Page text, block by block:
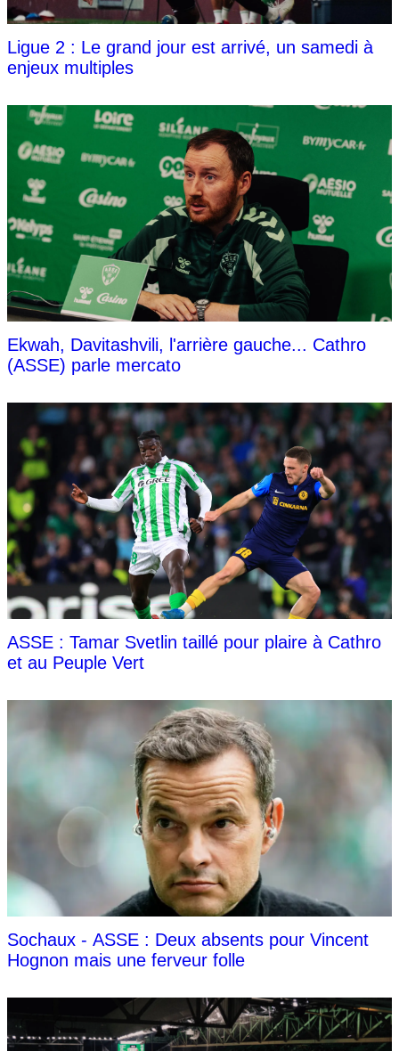
Ligue 2 : Le grand jour est arrivé, un samedi à
enjeux multiples
Ekwah, Davitashvili, l'arrière gauche... Cathro
(ASSE) parle mercato
ASSE : Tamar Svetlin taillé pour plaire à Cathro
et au Peuple Vert
Sochaux - ASSE : Deux absents pour Vincent
Hognon mais une ferveur folle